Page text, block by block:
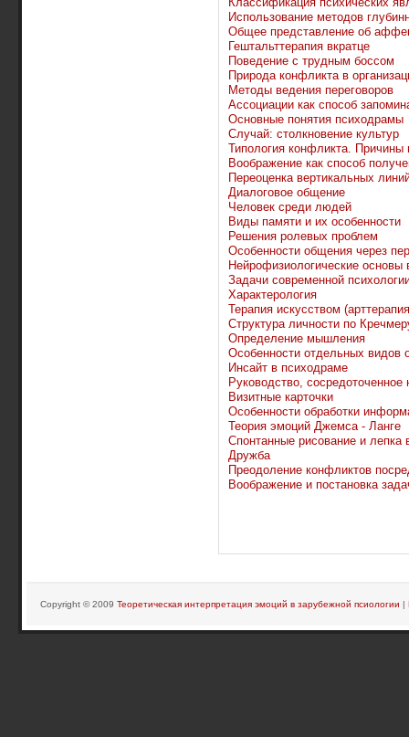
Использование методов
Общее представление об
Гештальттерапия вкратце
Поведение с трудным боссом
Природа конфликта в
Методы ведения переговоров
Ассоциации как способ
Основные понятия психодрамы
Случай: столкновение культур
Типология конфликта. Причины
Воображение как способ
Переоценка вертикальных
Диалоговое общение
Человек среди людей
Виды памяти и их особенности
Решения ролевых проблем
Особенности общения через
Нейрофизиологические основы
Задачи современной
Характерология
Терапия искусством
Структура личности по
Определение мышления
Особенности отдельных видов
Инсайт в психодраме
Руководство, сосредоточенное
Визитные карточки
Особенности обработки
Теория эмоций Джемса - Ланге
Спонтанные рисование и лепка
Дружба
Преодоление конфликтов
Воображение и постановка
Copyright © 2009 Теоретическая интерпретация эмоций в зарубежной псиологии |